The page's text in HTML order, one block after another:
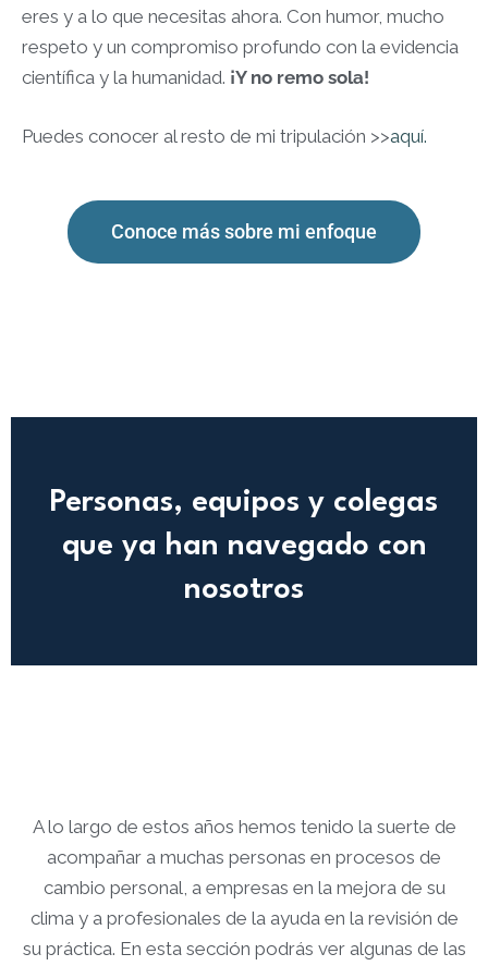
eres y a lo que necesitas ahora. Con humor, mucho
respeto y un compromiso profundo con la evidencia
científica y la humanidad. ¡Y no remo sola!
Puedes conocer al resto de mi tripulación >>aquí.
Conoce más sobre mi enfoque
Personas, equipos y colegas
que ya han navegado con
nosotros
A lo largo de estos años hemos tenido la suerte de
acompañar a muchas personas en procesos de
cambio personal, a empresas en la mejora de su
clima y a profesionales de la ayuda en la revisión de
su práctica. En esta sección podrás ver algunas de las